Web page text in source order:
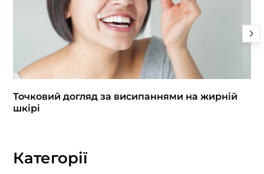
Точковий догляд за висипаннями на жирній
шкірі
Категорії